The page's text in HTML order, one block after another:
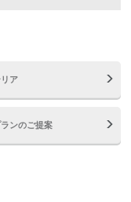
ア
ンのご提案